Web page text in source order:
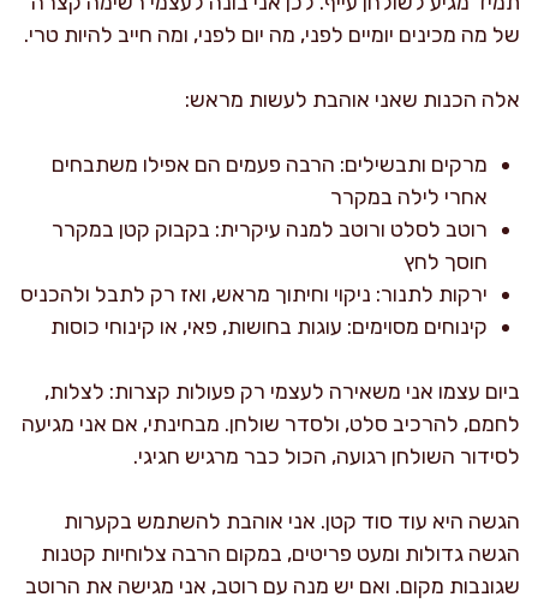
של מה מכינים יומיים לפני, מה יום לפני, ומה חייב להיות טרי.
אלה הכנות שאני אוהבת לעשות מראש:
מרקים ותבשילים: הרבה פעמים הם אפילו משתבחים
אחרי לילה במקרר
רוטב לסלט ורוטב למנה עיקרית: בקבוק קטן במקרר
חוסך לחץ
ירקות לתנור: ניקוי וחיתוך מראש, ואז רק לתבל ולהכניס
קינוחים מסוימים: עוגות בחושות, פאי, או קינוחי כוסות
ביום עצמו אני משאירה לעצמי רק פעולות קצרות: לצלות,
לחמם, להרכיב סלט, ולסדר שולחן. מבחינתי, אם אני מגיעה
לסידור השולחן רגועה, הכול כבר מרגיש חגיגי.
הגשה היא עוד סוד קטן. אני אוהבת להשתמש בקערות
הגשה גדולות ומעט פריטים, במקום הרבה צלוחיות קטנות
שגונבות מקום. ואם יש מנה עם רוטב, אני מגישה את הרוטב